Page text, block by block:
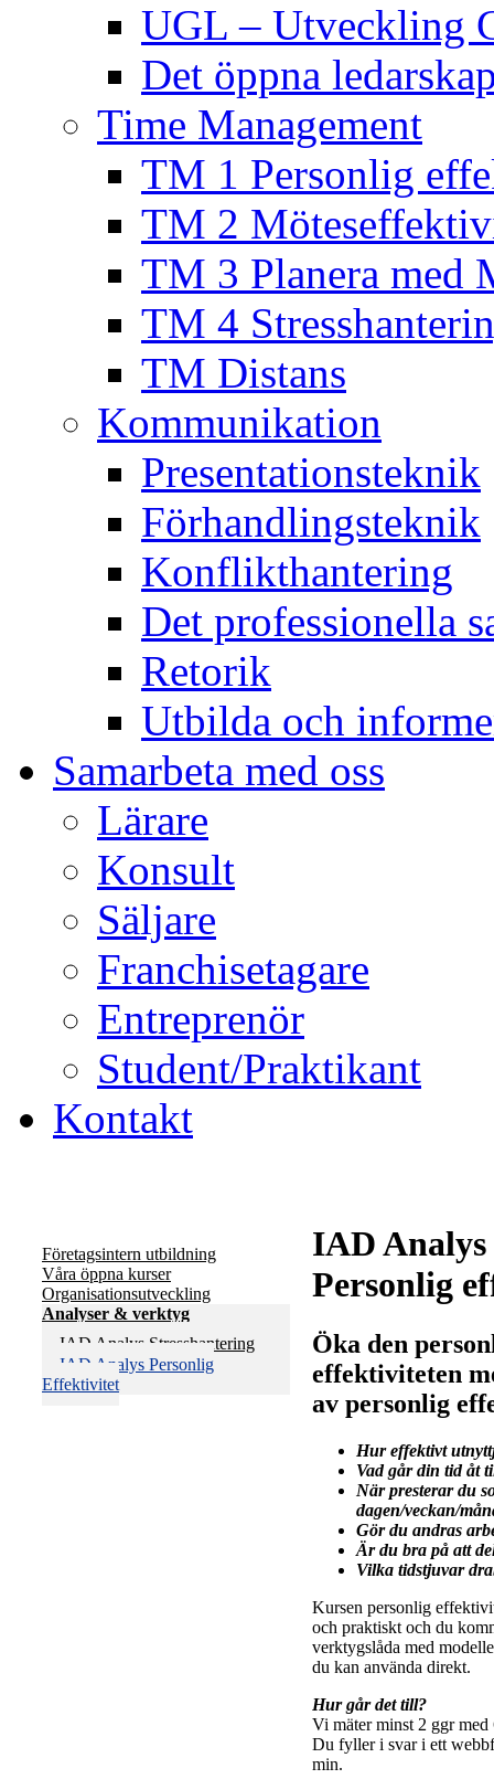
UGL – Utveckling
Det öppna
Time Management
TM 1 Personlig
TM 2
TM 3 Planera med
TM 4
TM Distans
Kommunikation
Presentationsteknik
Förhandlingsteknik
Konflikthantering
Det professionella
Retorik
Utbilda och
Samarbeta med oss
Lärare
Konsult
Säljare
Franchisetagare
Entreprenör
Student/Praktikant
Kontakt
Företagsintern utbildning
Våra öppna kurser
Organisationsutveckling
Analyser & verktyg
IAD Analys Stresshantering
IAD Analys Personlig
Effektivitet
IAD Analys
Personlig
Öka den
effektiviteten
av personlig
Hur effektivt
Vad går din tid åt
När presterar du
dagen/veckan/
Gör du andras
Är du bra på att
Vilka tidstjuvar
Kursen personlig
och praktiskt och du
verktygslåda med
du kan använda direkt.
Hur går det till?
Vi mäter minst 2 ggr
Du fyller i svar i ett
min.